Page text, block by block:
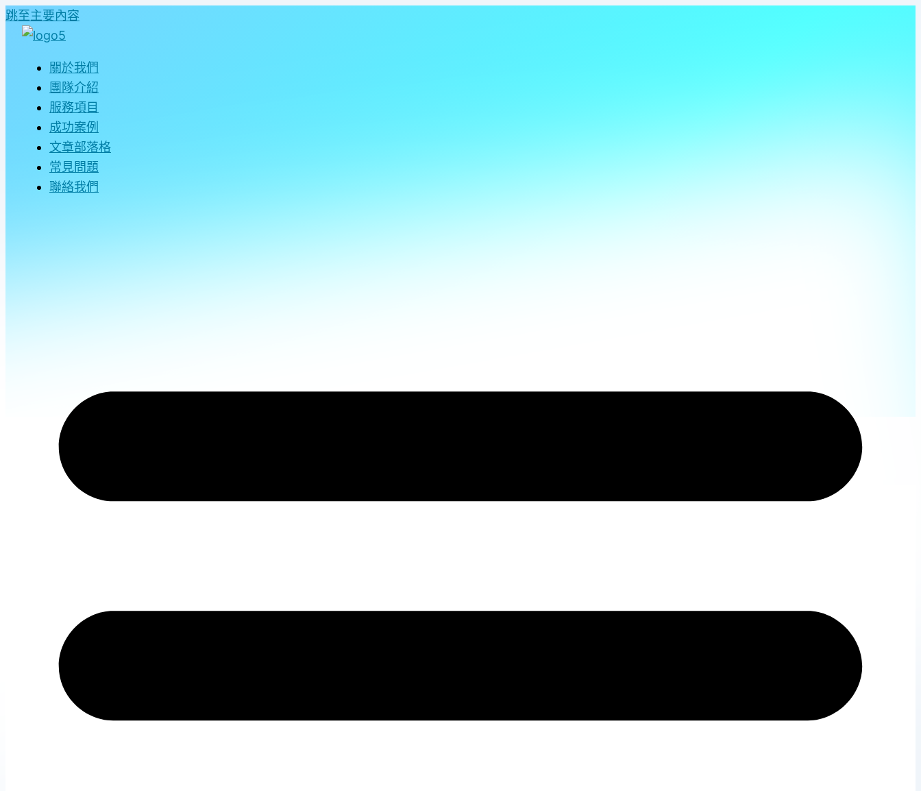
跳至主要內容
關於我們
團隊介紹
服務項目
成功案例
文章部落格
常見問題
聯絡我們